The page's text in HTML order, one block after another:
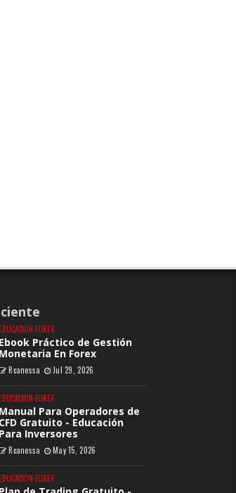
FOREX
Ebook Práctico de Gestión
Monetaria En Forex
Rcanessa Jul 29, 2026
FOREX
Manual Para Operadores de
CFD Gratuito - Educación
Para Inversores
Rcanessa May 15, 2026
FOREX